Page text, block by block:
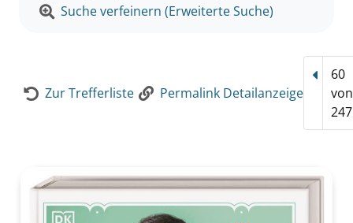
Suche verfeinern (Erweiterte Suche)
Zur Trefferliste Permalink Detailanzeige
60
von
247